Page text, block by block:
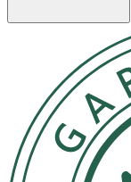
användning,
efter en
eller skadad hud.
1. För optimalt
du har duschat
produkten i
innan du klär på